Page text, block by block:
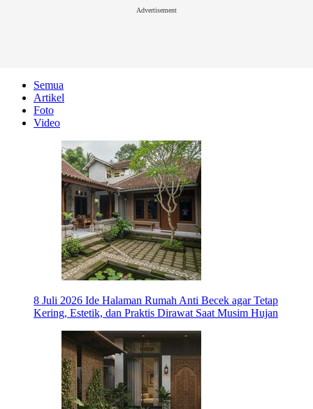
Advertisement
Semua
Artikel
Foto
Video
8 Juli 2026 Ide Halaman Rumah Anti Becek agar Tetap
Kering, Estetik, dan Praktis Dirawat Saat Musim Hujan